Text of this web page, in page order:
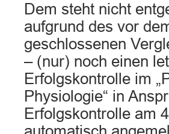
Dem steht nicht
aufgrund des vor
geschlossenen
– (nur) noch einen
Erfolgskontrolle im
Physiologie“ in
Erfolgskontrolle am